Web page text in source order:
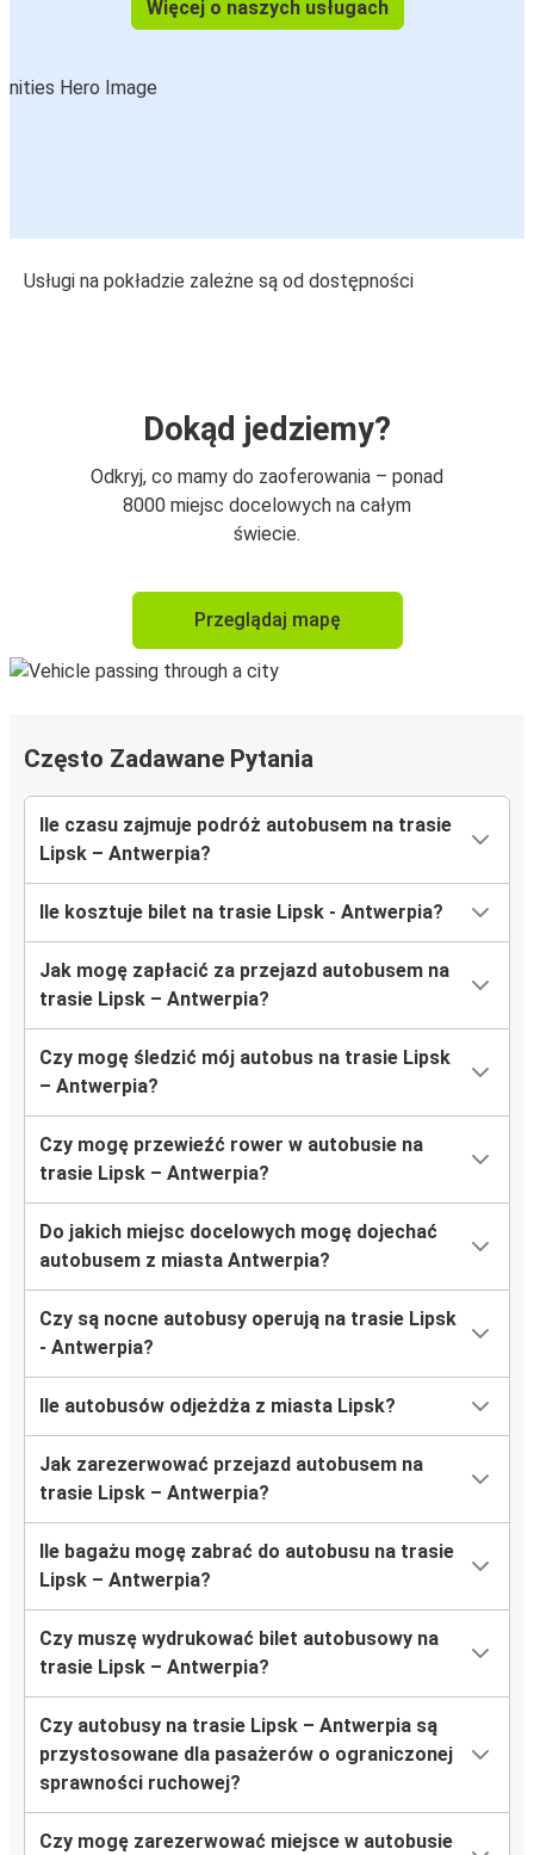
Więcej o naszych usługach
Usługi na pokładzie zależne są od dostępności
Dokąd jedziemy?
Odkryj, co mamy do zaoferowania – ponad
8000 miejsc docelowych na całym
świecie.
Przeglądaj mapę
Często Zadawane Pytania
Ile czasu zajmuje podróż autobusem na trasie
Lipsk – Antwerpia?
Ile kosztuje bilet na trasie Lipsk - Antwerpia?
Jak mogę zapłacić za przejazd autobusem na
trasie Lipsk – Antwerpia?
Czy mogę śledzić mój autobus na trasie Lipsk
– Antwerpia?
Czy mogę przewieźć rower w autobusie na
trasie Lipsk – Antwerpia?
Do jakich miejsc docelowych mogę dojechać
autobusem z miasta Antwerpia?
Czy są nocne autobusy operują na trasie Lipsk
- Antwerpia?
Ile autobusów odjeżdża z miasta Lipsk?
Jak zarezerwować przejazd autobusem na
trasie Lipsk – Antwerpia?
Ile bagażu mogę zabrać do autobusu na trasie
Lipsk – Antwerpia?
Czy muszę wydrukować bilet autobusowy na
trasie Lipsk – Antwerpia?
Czy autobusy na trasie Lipsk – Antwerpia są
przystosowane dla pasażerów o ograniczonej
sprawności ruchowej?
Czy mogę zarezerwować miejsce w autobusie